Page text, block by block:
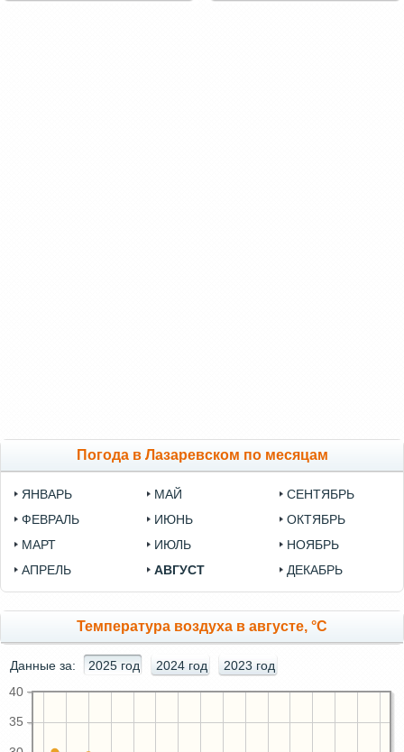
Погода в Лазаревском по месяцам
ЯНВАРЬ
ФЕВРАЛЬ
МАРТ
АПРЕЛЬ
МАЙ
ИЮНЬ
ИЮЛЬ
АВГУСТ
СЕНТЯБРЬ
ОКТЯБРЬ
НОЯБРЬ
ДЕКАБРЬ
Температура воздуха в августе, °C
Данные за: 2025 год 2024 год 2023 год
35
40